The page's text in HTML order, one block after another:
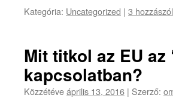
Kategória: Uncategorized | 3
Mit titkol az EU
kapcsolatban?
Közzétéveáprilis 13, 2016 | Szerző: